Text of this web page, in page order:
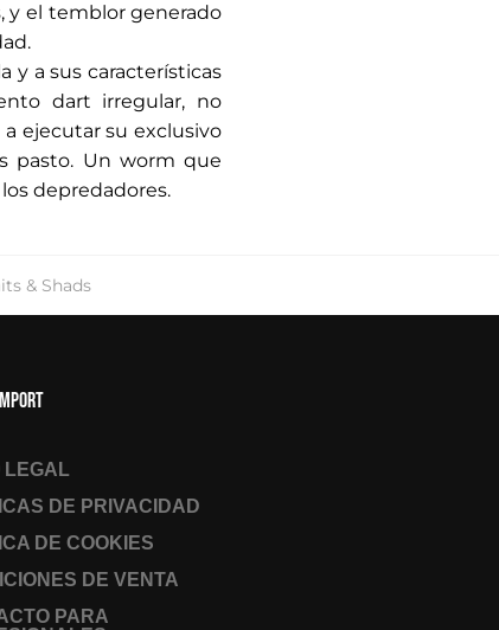
y el temblor generado
y a sus características
dart irregular, no
a ejecutar su exclusivo
pasto. Un worm que
depredadores.
& Shads
LEGAL
DE PRIVACIDAD
DE COOKIES
DE VENTA
PARA